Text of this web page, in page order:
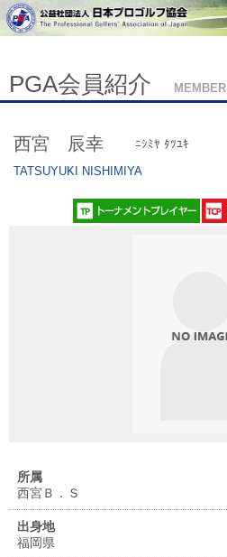
PGA会員紹介 MEMBER
西宮 辰幸
ﾆｼﾐﾔ ﾀﾂﾕｷ
TATSUYUKI NISHIMIYA
所属
西宮Ｂ．Ｓ
出身地
福岡県